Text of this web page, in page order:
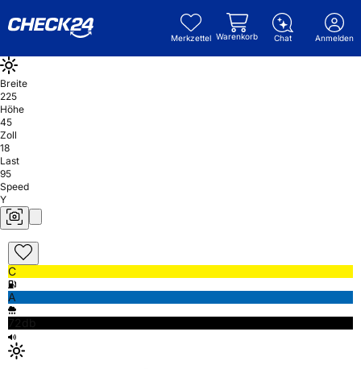
Merkzettel Warenkorb Chat Anmelden
Breite
225
Höhe
45
Zoll
18
Last
95
Speed
Y
C
A
72db